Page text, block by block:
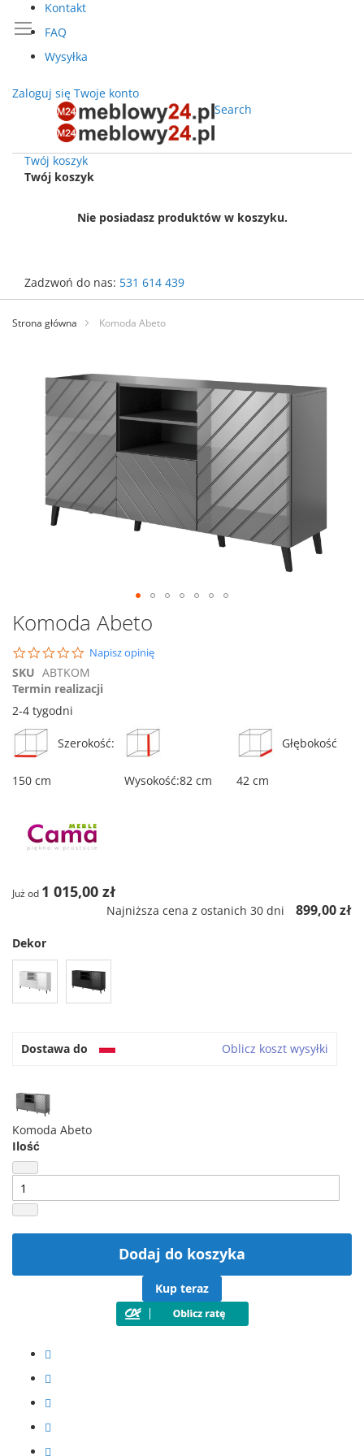
Kontakt
FAQ
Wysyłka
Zaloguj się Twoje konto
Search
Twój koszyk
Twój koszyk
Nie posiadasz produktów w koszyku.
Zadzwoń do nas: 531 614 439
Przejdź
treści
Strona główna Komoda Abeto
koniec
Przejdź
na
początek
galerii
Komoda Abeto
0.0
star
rating
Napisz opinię
SKU ABTKOM
Termin realizacji
2-4 tygodni
Szerokość:
150 cm Wysokość:82 cm
Głębokość
42 cm
Już od 1 015,00 zł
Najniższa cena z ostanich 30 dni 899,00 zł
Dekor
Dostawa do Oblicz koszt wysyłki
Komoda Abeto
Ilość
Dodaj do koszyka
Kup teraz